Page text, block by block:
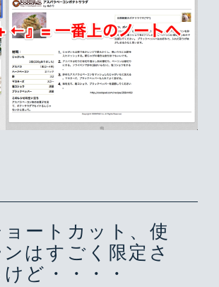
ートカット、使
はすごく限定さ
ど・・・・